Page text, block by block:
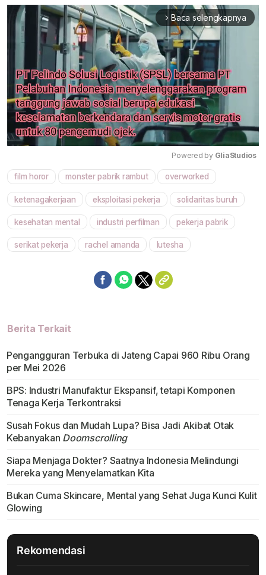
arrow_forward_ios Baca selengkapnya
Powered by GliaStudios
film horor monster pabrik rambut overworked
ketenagakerjaan eksploitasi pekerja solidaritas buruh
kesehatan mental industri perfilman pekerja pabrik
serikat pekerja rachel amanda lutesha
Berita Terkait
Pengangguran Terbuka di Jateng Capai 960 Ribu Orang
per Mei 2026
BPS: Industri Manufaktur Ekspansif, tetapi Komponen
Tenaga Kerja Terkontraksi
Susah Fokus dan Mudah Lupa? Bisa Jadi Akibat Otak
Kebanyakan Doomscrolling
Siapa Menjaga Dokter? Saatnya Indonesia Melindungi
Mereka yang Menyelamatkan Kita
Bukan Cuma Skincare, Mental yang Sehat Juga Kunci Kulit
Glowing
Rekomendasi